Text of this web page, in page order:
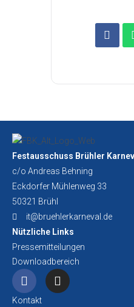
Festausschuss Brühler
c/o Andreas Behning
Eckdorfer Mühlenweg 33
50321 Brühl
it@bruehlerkarneval.de
Nützliche Links
Pressemitteilungen
Downloadbereich
Kontakt